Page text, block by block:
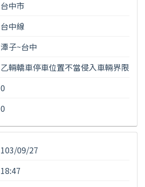
台中市
台中線
潭子~台中
乙輛轎車停車位置不當侵入車輛界限
0
0
103/09/27
18:47